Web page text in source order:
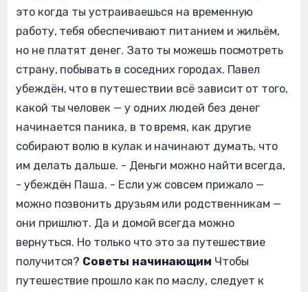
это когда ты устраиваешься на временную
работу, тебя обеспечивают питанием и жильём,
но не платят денег. Зато ты можешь посмотреть
страну, побывать в соседних городах. Павел
убеждён, что в путешествии всё зависит от того,
какой ты человек — у одних людей без денег
начинается паника, в то время, как другие
собирают волю в кулак и начинают думать, что
им делать дальше. - Деньги можно найти всегда,
- убеждён Паша. - Если уж совсем прижало —
можно позвонить друзьям или родственникам —
они пришлют. Да и домой всегда можно
вернуться. Но только что это за путешествие
получится? Советы начинающим Чтобы
путешествие прошло как по маслу, следует к